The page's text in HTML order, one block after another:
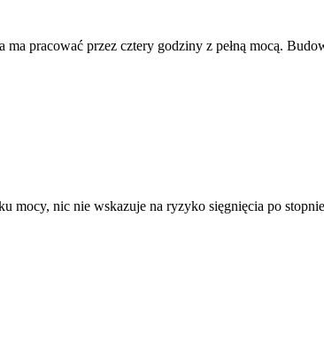
pracować przez cztery godziny z pełną mocą.
mocy, nic nie wskazuje na ryzyko sięgnięcia po